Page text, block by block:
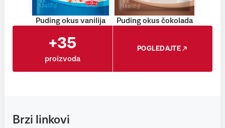
Puding okus vanilija Puding okus čokolada
+35
proizvoda
POGLEDAJTE
Brzi linkovi